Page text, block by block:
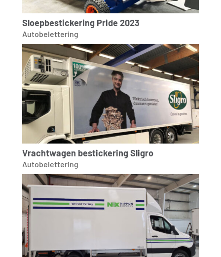
Sloepbestickering Pride 2023
Autobelettering
Vrachtwagen bestickering Sligro
Autobelettering